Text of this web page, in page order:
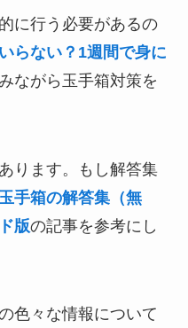
に行う必要があるの
らない？1週間で身に
ながら玉手箱対策を
ります。もし解答集
手箱の解答集（無
版の記事を参考にし
色々な情報について